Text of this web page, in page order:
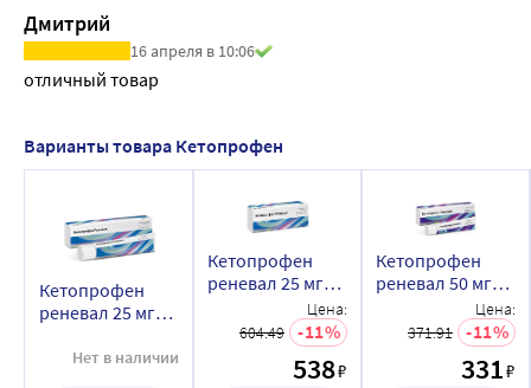
Дмитрий
16 апреля в 10:06
отличный товар
Варианты товара Кетопрофен
Кетопрофен
реневал 25 мг/г
наружного
Нет в наличии
Кетопрофен
реневал 25 мг/г
наружного
применения 100
Цена:
604.49
11
538₽
Кетопрофен
реневал 50 мг/г
наружного
применения 30
Цена:
371.91
11
331₽